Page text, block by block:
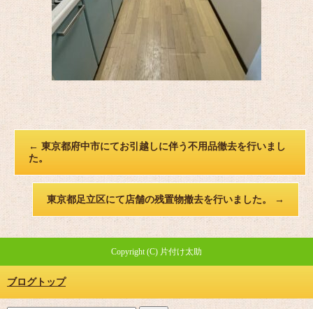
← 東京都府中市にてお引越しに伴う不用品徹去を行いまし
た。
東京都足立区にて店舗の残置物撤去を行いました。 →
Copyright (C) 片付け太助
ブログトップ